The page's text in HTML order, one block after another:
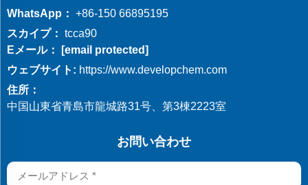
WhatsApp： +86-150 66895195
スカイプ： tcca90
Eメール：
[email protected]
ウェブサイト: https://www.developchem.com
住所：
中国山東省青島市龍城路31号、第3棟2223室
お問い合わせ